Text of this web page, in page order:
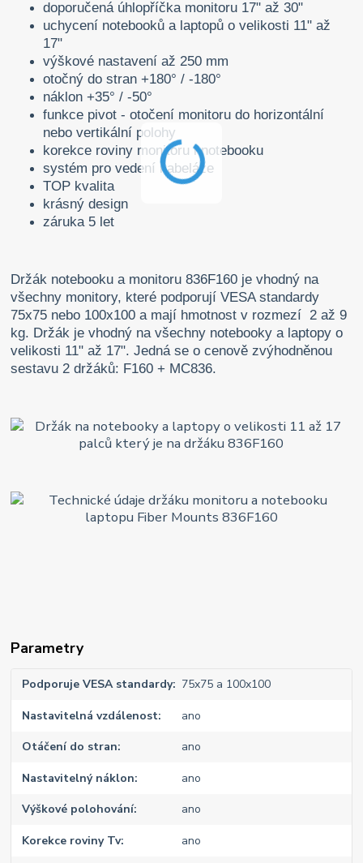
doporučená úhlopříčka monitoru 17" až 30"
uchycení notebooků a laptopů o velikosti 11" až
17"
výškové nastavení až 250 mm
otočný do stran +180° / -180°
náklon +35° / -50°
funkce pivot - otočení monitoru do horizontální
nebo vertikální polohy
korekce roviny monitoru i notebooku
systém pro vedení kabeláže
TOP kvalita
krásný design
záruka 5 let
Držák notebooku a monitoru 836F160 je vhodný na
všechny monitory, které podporují VESA standardy
75x75 nebo 100x100 a mají hmotnost v rozmezí 2 až 9
kg. Držák je vhodný na všechny notebooky a laptopy o
velikosti 11" až 17". Jedná se o cenově zvýhodněnou
sestavu 2 držáků: F160 + MC836.
Parametry
Podporuje VESA standardy 75x75 a 100x100
Nastavitelná vzdálenost ano
Otáčení do stran ano
Nastavitelný náklon ano
Výškové polohování ano
Korekce roviny Tv ano